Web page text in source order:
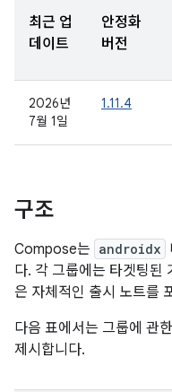
최근 업
데이트
안정화
버전
2026년
7월 1일
1.11.4
구조
Compose는 androidx
다. 각 그룹에는 타겟팅된
은 자체적인 출시 노트를
다음 표에서는 그룹에 관
제시합니다.